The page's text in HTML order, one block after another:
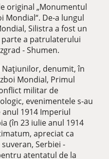
original „Monumentul
Mondial“. De-a lungul
Silistra a fost un
a patrulaterului
- Shumen.
Națiunilor, denumit, în
Mondial, Primul
militar de
evenimentele s-au
1914 Imperiul
(în 23 iulie anul 1914
apreciat ca
Serbiei -
atentatul de la